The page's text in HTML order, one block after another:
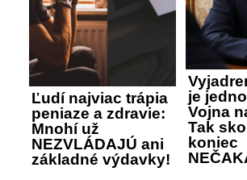
Ľudí najviac trápia
peniaze a zdravie:
Mnohí už
NEZVLÁDAJÚ ani
základné výdavky!
je
Vojna
Tak
koniec